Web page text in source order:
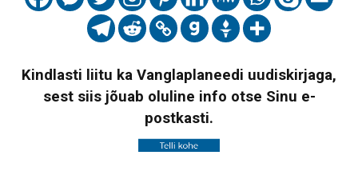
Kindlasti liitu ka Vanglaplaneedi uudiskirjaga,
sest siis jõuab oluline info otse Sinu e-
postkasti.